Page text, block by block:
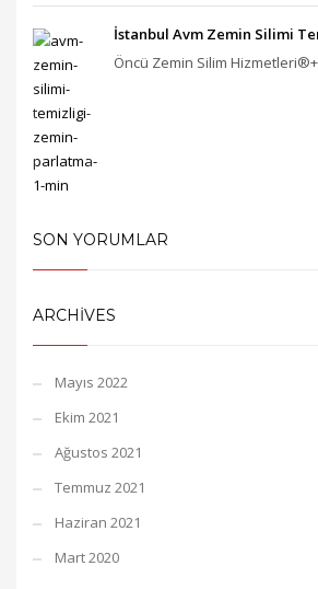
İstanbul Avm Zemin Silimi
Öncü Zemin Silim
SON YORUMLAR
ARCHIVES
Mayıs 2022
Ekim 2021
Ağustos 2021
Temmuz 2021
Haziran 2021
Mart 2020